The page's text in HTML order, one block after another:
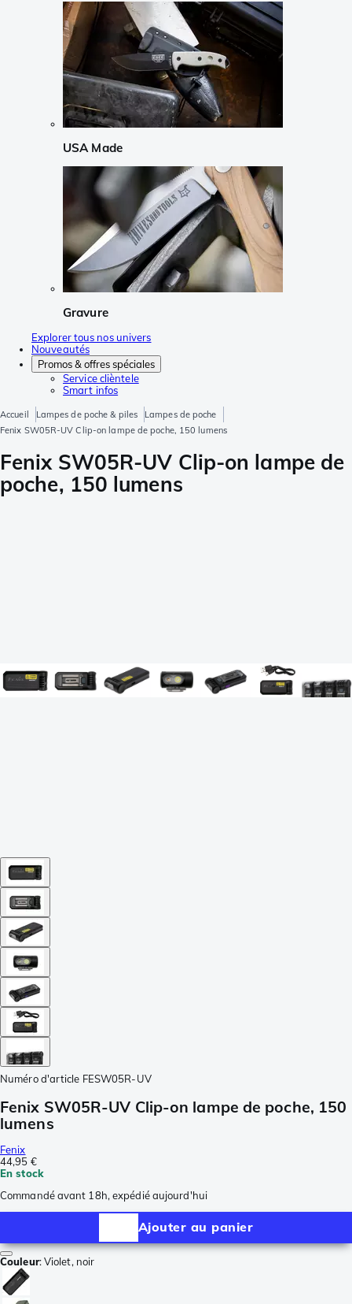
USA Made
Gravure
Explorer tous nos univers
Nouveautés
Promos & offres spéciales
Service clièntele
Smart infos
Accueil Lampes de poche & piles
Lampes de poche
Fenix SW05R-UV Clip-on lampe de poche, 150 lumens
Fenix SW05R-UV Clip-on lampe de
poche, 150 lumens
Numéro d'article FESW05R-UV
Fenix SW05R-UV Clip-on lampe de poche, 150
lumens
Fenix
44,95 €
En stock
Commandé avant 18h, expédié aujourd'hui
Ajouter au panier
Couleur:Violet, noir